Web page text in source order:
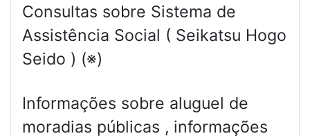
Consultas sobre Sistema de
Assistência Social ( Seikatsu Hogo
Seido ) (※)
Informações sobre aluguel de
moradias públicas , informações